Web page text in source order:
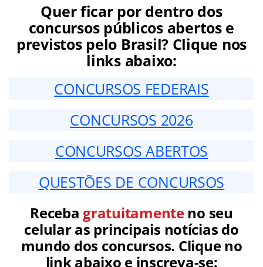
Quer ficar por dentro dos
concursos públicos abertos e
previstos pelo Brasil? Clique nos
links abaixo:
CONCURSOS FEDERAIS
CONCURSOS 2026
CONCURSOS ABERTOS
QUESTÕES DE CONCURSOS
Receba gratuitamenteno seu
celular as principais notícias do
mundo dos concursos. Clique no
link abaixo e inscreva-se: